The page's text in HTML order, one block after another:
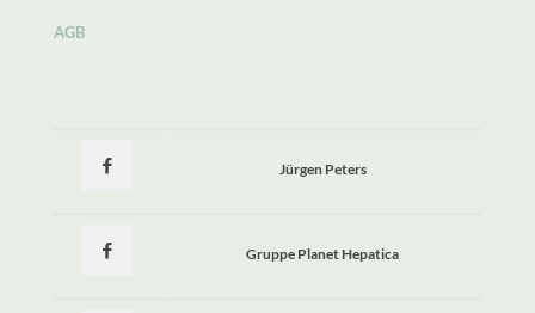
AGB
Jürgen Peters
Gruppe Planet Hepatica